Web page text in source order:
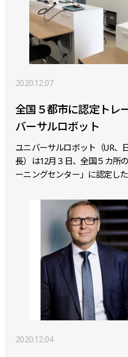
2020.12.07
全国５都市に認定トレ
バーサルロボット
ユニバーサルロボット（UR、
長）は12月３日、全国５カ所
ーニングセンター」に認定し
2020.12.04